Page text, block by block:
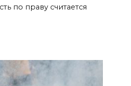
по праву считается